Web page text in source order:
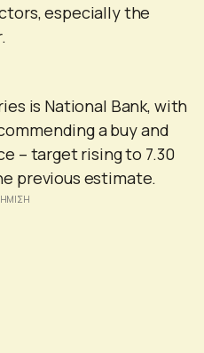
especially the
is National Bank, with
a buy and
– target rising to 7.30
previous estimate.